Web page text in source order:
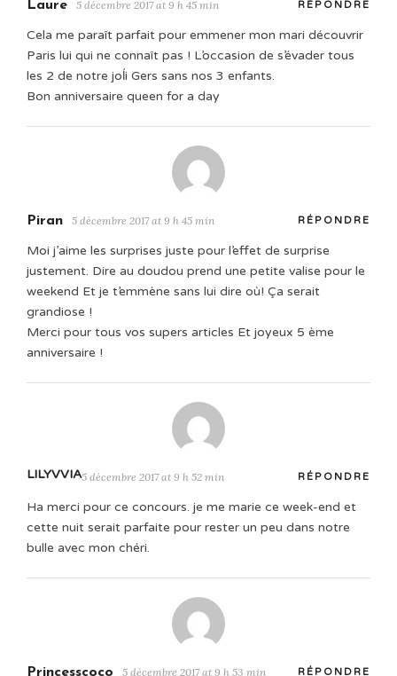
Laure 5 décembre 2017 at 9 h 45 min RÉPONDRE
Cela me paraît parfait pour emmener mon mari découvrir
Paris lui qui ne connaît pas ! L’occasion de s’évader tous
les 2 de notre joĺi Gers sans nos 3 enfants.
Bon anniversaire queen for a day
Piran 5 décembre 2017 at 9 h 45 min RÉPONDRE
Moi j’aime les surprises juste pour l’effet de surprise
justement. Dire au doudou prend une petite valise pour le
weekend Et je t’emmène sans lui dire où! Ça serait
grandiose !
Merci pour tous vos supers articles Et joyeux 5 ème
anniversaire !
LILYVVIA5 décembre 2017 at 9 h 52 min RÉPONDRE
Ha merci pour ce concours. je me marie ce week-end et
cette nuit serait parfaite pour rester un peu dans notre
bulle avec mon chéri.
Princesscoco 5 décembre 2017 at 9 h 53 min RÉPONDRE